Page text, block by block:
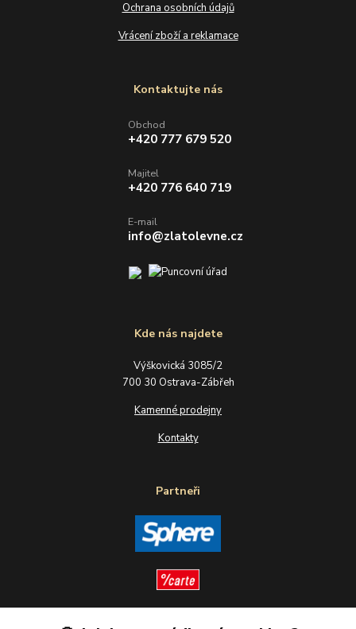
Ochrana osobních údajů
Vrácení zboží a reklamace
Kde nás najdete
Výškovická 3085/2
700 30 Ostrava-Zábřeh
Kamenné prodejny
Kontakty
Partneři
Kontaktujte nás
Obchod
+420 777 679 520
Majitel
+420 776 640 719
E-mail
info@zlatolevne.cz